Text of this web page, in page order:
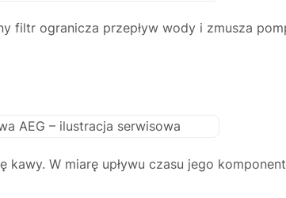
filtr ogranicza przepływ wody i zmusza
W miarę upływu czasu jego